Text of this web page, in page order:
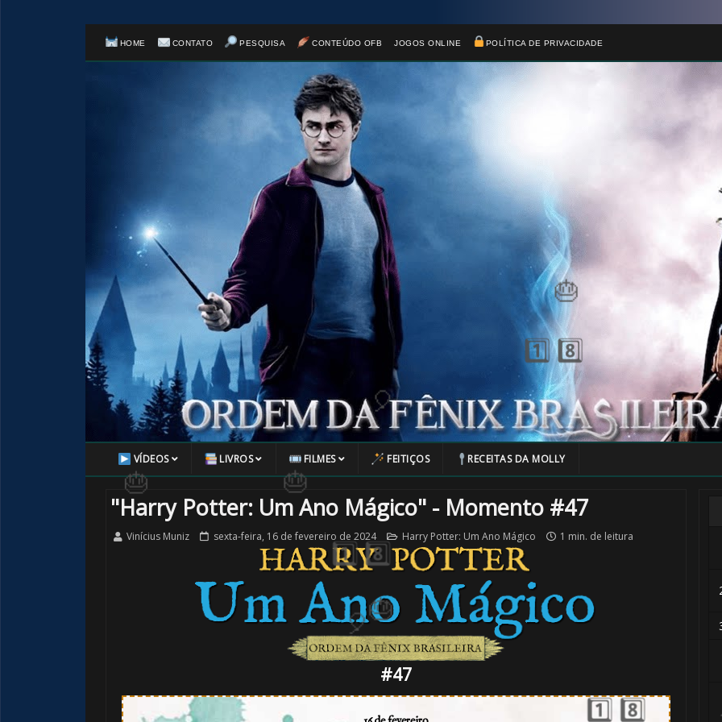
HOME CONTATO PESQUISA CONTEÚDO OFB JOGOS ONLINE POLÍTICA DE PRIVACIDADE
VÍDEOS LIVROS FILMES FEITIÇOS RECEITAS DA MOLLY
"Harry Potter: Um Ano Mágico" - Momento #47
Vinícius Muniz sexta-feira, 16 de fevereiro de 2024 Harry Potter: Um Ano Mágico 1 min. de leitura
#47
⚡
🎈
🎈
1️⃣ 8️⃣
⚡
1️⃣
⚡
🎈
🎂
1️⃣ 8️⃣
🎈